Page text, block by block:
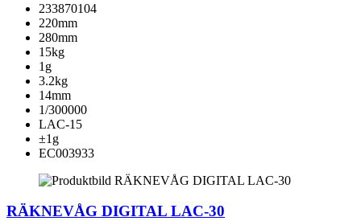
233870104
220mm
280mm
15kg
1g
3.2kg
14mm
1/300000
LAC-15
±1g
EC003933
RÄKNEVÅG DIGITAL LAC-30